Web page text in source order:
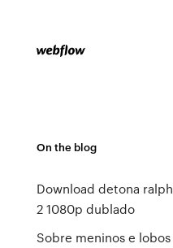
On the blog
Download detona ralph
2 1080p dublado
Sobre meninos e lobos